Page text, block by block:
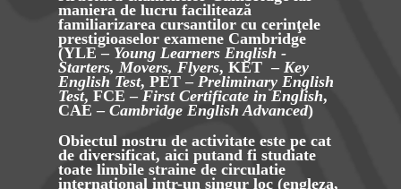
maniera de lucru facilitează
familiarizarea cursantilor cu cerinţele
prestigioaselor examene Cambridge
(YLE– Young Learners English -
Starters, Movers, Flyers, KET– Key
English Test, PET– Preliminary English
Test, FCE – First Certificate in English,
CAE – Cambridge English Advanced)
Obiectul nostru de activitate este pe cat
de diversificat, aici putand fi studiate
toate limbile straine de circulatie
international intr-un singur loc (engleza,